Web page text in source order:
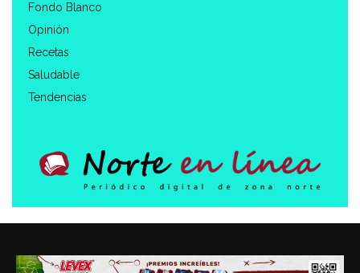
Fondo Blanco
Opinión
Recetas
Saludable
Tendencias